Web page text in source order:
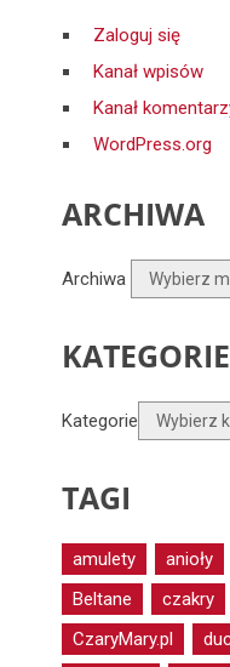
Zaloguj się
Kanał wpisów
Kanał
WordPress.org
ARCHIWA
Archiwa
KATEGORIE
Kategorie
TAGI
amulety anioły
Beltane
czakry
CzaryMary.pl